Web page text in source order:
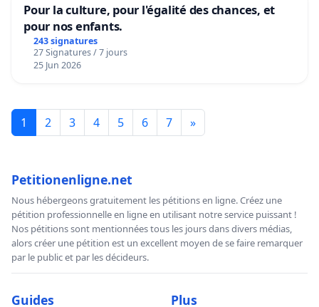
Pour la culture, pour l'égalité des chances, et
pour nos enfants.
243 signatures
27 Signatures / 7 jours
25 Jun 2026
1 2 3 4 5 6 7 »
Petitionenligne.net
Nous hébergeons gratuitement les pétitions en ligne. Créez une
pétition professionnelle en ligne en utilisant notre service puissant !
Nos pétitions sont mentionnées tous les jours dans divers médias,
alors créer une pétition est un excellent moyen de se faire remarquer
par le public et par les décideurs.
Guides Plus